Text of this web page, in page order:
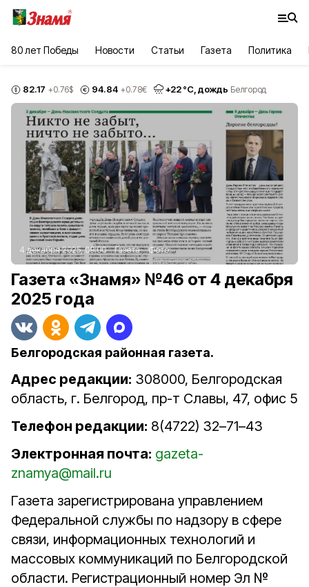
80 лет Победы Новости Статьи Газета Политика
82.17 +0.76$ 94.84 +0.78€ +22°С, дождь Белгород
4 декабря 2025, 09:00 Газета Фото:
Газета «Знамя» №46 от 4 декабря
2025 года
Белгородская районная газета.
Адрес редакции: 308000, Белгородская
область, г. Белгород, пр-т Славы, 47, офис 5
Телефон редакции: 8(4722) 32–71–43
Электронная почта: gazeta-
znamya@mail.ru
Газета зарегистрирована управлением
Федеральной службы по надзору в сфере
связи, информационных технологий и
массовых коммуникаций по Белгородской
области. Регистрационный номер Эл №